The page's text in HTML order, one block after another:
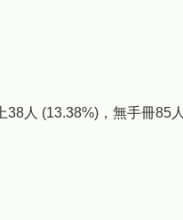
人 (13.38%)，無手冊85人